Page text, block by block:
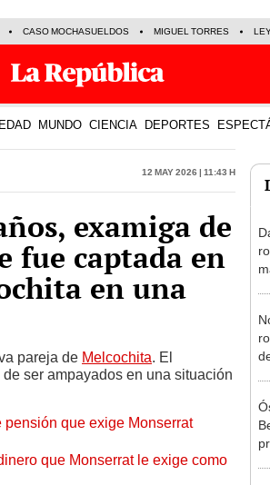
CASO MOCHASUELDOS MIGUEL TORRES
MUNDO CIENCIA DEPORTES
12 May 2026 | 11:43 h
examiga de
fue captada en
en una
pareja de Melcochita. El
ser ampayados en una situación
que exige Monserrat
que Monserrat le exige como